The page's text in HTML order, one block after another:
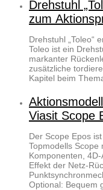
Drehstuhl
zum
Drehstuhl „Toleo“
Toleo ist ein
markanter
zusätzliche
Kapitel beim
Viasit Scope
Der Scope Epos
Topmodells Scope
Komponenten,
Effekt der Netz-
Optional: Bequem